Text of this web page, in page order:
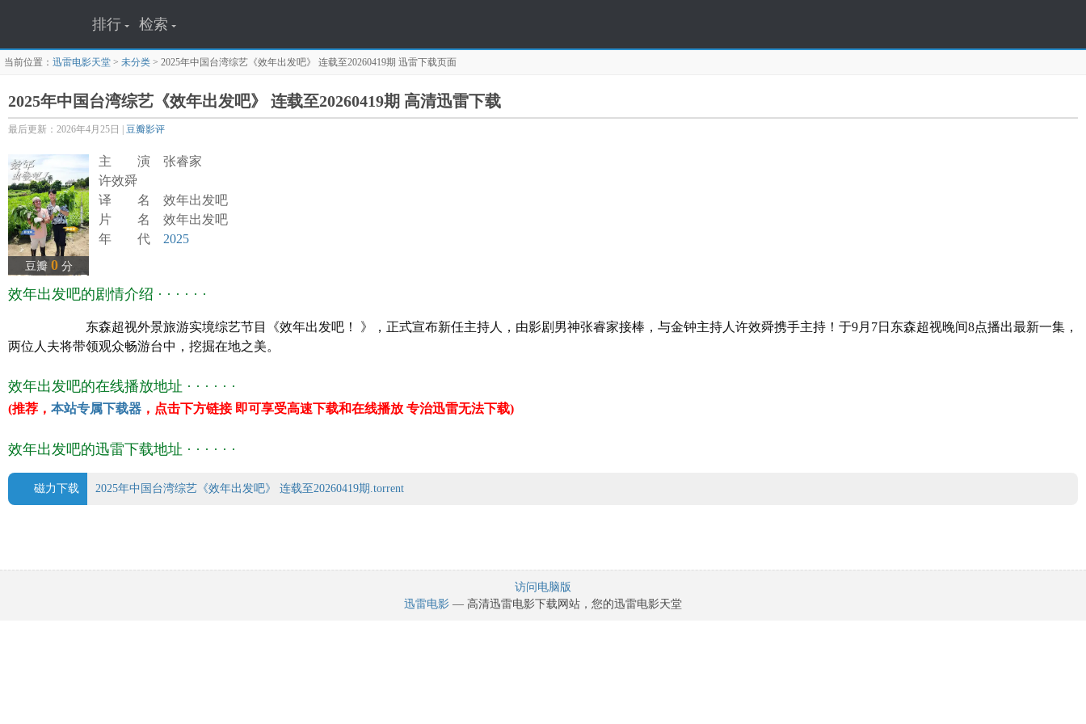
排行 检索
当前位置： 迅雷电影天堂 > 未分类 > 2025年中国台湾综艺《效年出发吧》 连载至20260419期 迅雷下载页面
2025年中国台湾综艺《效年出发吧》 连载至20260419期 高清迅雷下载
最后更新：2026年4月25日 | 豆瓣影评
豆瓣 0分
主 演 张睿家
许效舜
译 名 效年出发吧
片 名 效年出发吧
年 代 2025
语 言 国语
豆瓣评分 0.0
主 演 张睿家/许效舜
效年出发吧的剧情介绍 · · · · · ·
东森超视外景旅游实境综艺节目《效年出发吧！ 》，正式宣布新任主持人，由影剧男神张睿家接棒，与金钟主持人许效舜携手主持！于9月7日东森超视晚间8点播出最新一集，
两位人夫将带领观众畅游台中，挖掘在地之美。
效年出发吧的在线播放地址 · · · · · ·
(推荐， 本站专属下载器 ，点击下方链接 即可享受高速下载和在线播放 专治迅雷无法下载)
效年出发吧的迅雷下载地址 · · · · · ·
磁力下载 2025年中国台湾综艺《效年出发吧》 连载至20260419期.torrent
访问电脑版
迅雷电影 — 高清迅雷电影下载网站，您的迅雷电影天堂